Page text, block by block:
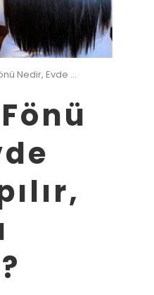
Brezilya Fönü Nedir, Evde Nasıl Yapılır, Zararları Nelerdir ?